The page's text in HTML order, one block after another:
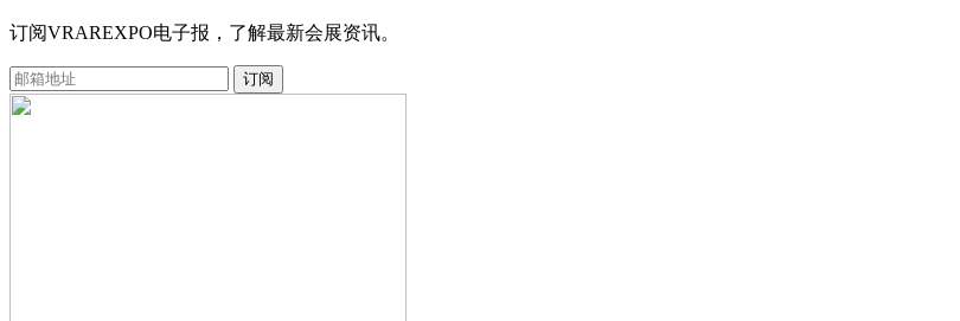
订阅VRAREXPO电子报，了解最新会展资讯。
订阅